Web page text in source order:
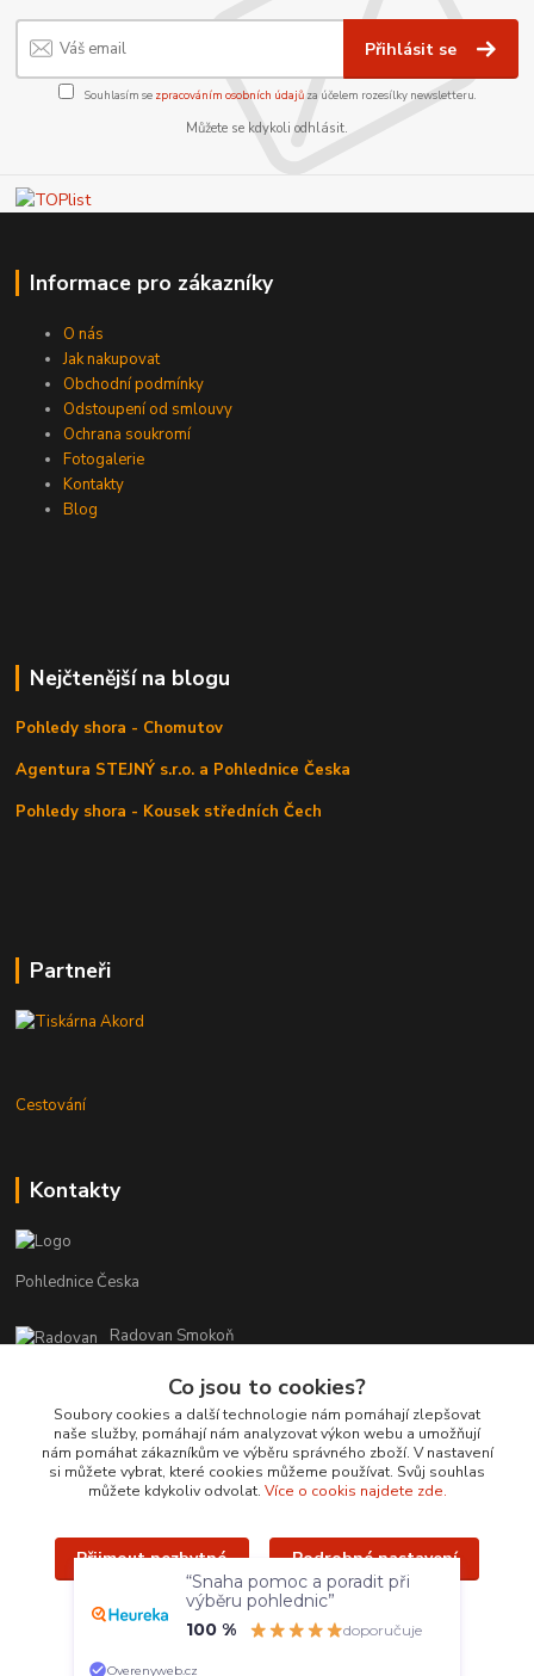
Přihlásit se
Souhlasím se zpracováním osobních údajůza účelem rozesílky newsletteru.
Můžete se kdykoli odhlásit.
Informace pro zákazníky
O nás
Jak nakupovat
Obchodní podmínky
Odstoupení od smlouvy
Ochrana soukromí
Fotogalerie
Kontakty
Blog
Nejčtenější na blogu
Pohledy shora - Chomutov
Agentura STEJNÝ s.r.o. a Pohlednice Česka
Pohledy shora - Kousek středních Čech
Partneři
Cestování
Kontakty
Pohlednice Česka
Radovan Smokoň
r.smokon@pohlednicecr.cz
Upravit sběr cookies.
Co jsou to cookies?
Soubory cookies a další technologie nám pomáhají zlepšovat
naše služby, pomáhají nám analyzovat výkon webu a umožňují
nám pomáhat zákazníkům ve výběru správného zboží. V nastavení
si můžete vybrat, které cookies můžeme používat. Svůj souhlas
můžete kdykoliv odvolat. Více o cookis najdete zde.
Přijmout nezbytné Podrobné nastavení
Přijmout všechny
“Snaha pomoc a poradit při
výběru pohlednic”
100 %
doporučuje
Overenyweb.cz